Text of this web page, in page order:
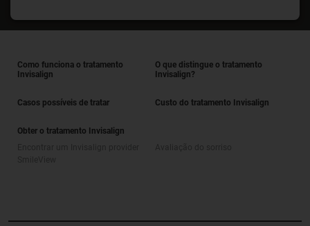
Como funciona o tratamento
Invisalign
O que distingue o tratamento
Invisalign?
Casos possíveis de tratar Custo do tratamento Invisalign
Obter o tratamento Invisalign